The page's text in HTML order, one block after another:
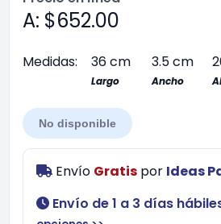
A: $652.00
Medidas: 36 cm 3.5 cm
Largo Ancho
No disponible
Envío Gratis por Ideas
Envío de 1 a 3 días